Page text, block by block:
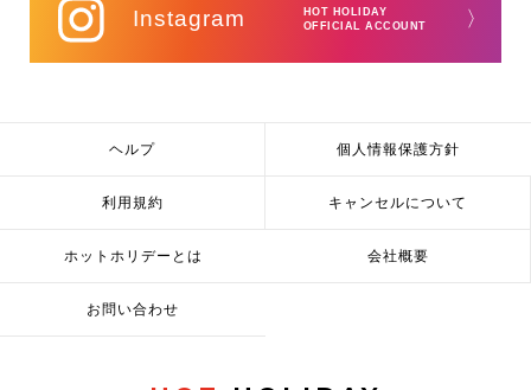
Instagram
HOT HOLIDAY
OFFICIAL ACCOUNT
〉
ヘルプ 個人情報保護方針
利用規約 キャンセルについて
ホットホリデーとは 会社概要
お問い合わせ